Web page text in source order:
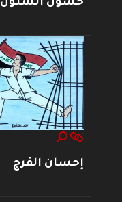
حسون الشنون
إحسان الفرج